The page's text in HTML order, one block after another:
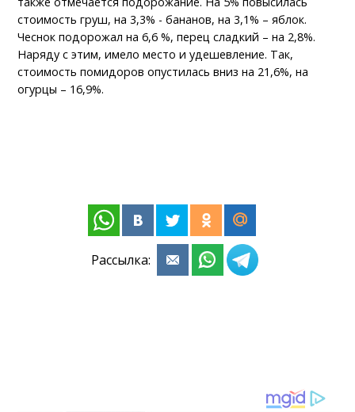
стоимость груш, на 3,3% - бананов, на 3,1% – яблок.
Чеснок подорожал на 6,6 %, перец сладкий – на 2,8%.
Наряду с этим, имело место и удешевление. Так,
стоимость помидоров опустилась вниз на 21,6%, на
огурцы – 16,9%.
Рассылка: